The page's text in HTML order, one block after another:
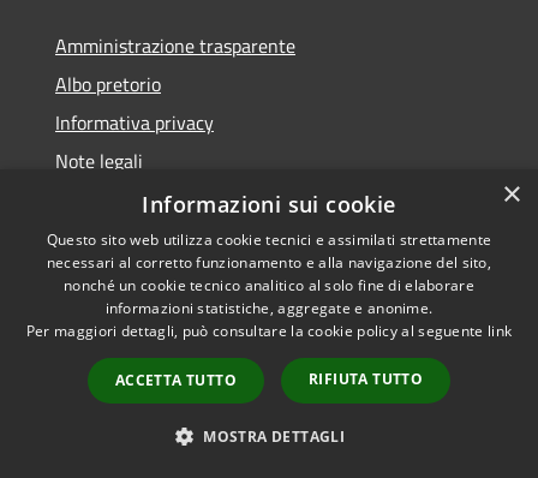
Amministrazione trasparente
Albo pretorio
Informativa privacy
Note legali
Dichiarazione di accessibilità
RSS
Accessibilità
Copyright © 2026 • Comune di
Municipium•
Accesso
redazione
×
Informazioni sui cookie
Questo sito web utilizza cookie tecnici e assimilati strettamente
necessari al corretto funzionamento e alla navigazione del sito,
nonché un cookie tecnico analitico al solo fine di elaborare
informazioni statistiche, aggregate e anonime.
Per maggiori dettagli, può consultare la cookie policy al seguente link
ACCETTA TUTTO RIFIUTA TUTTO
MOSTRA DETTAGLI